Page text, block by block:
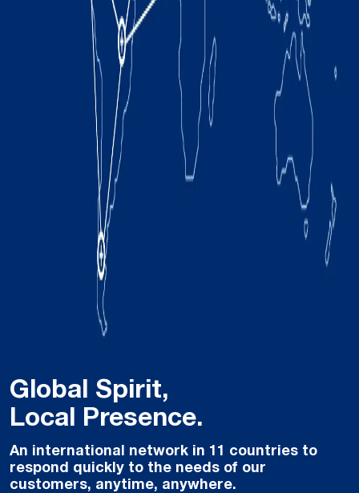
Global Spirit,
Local Presence.
An international network in 11 countries to
respond quickly to the needs of our
customers, anytime, anywhere.